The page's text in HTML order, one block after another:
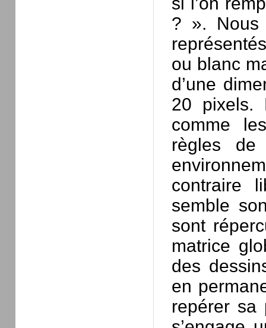
? ». Nous
ou blanc
d’une
20 pixels.
comme
règles de
contraire
semble
sont
matrice
des
en
repérer sa